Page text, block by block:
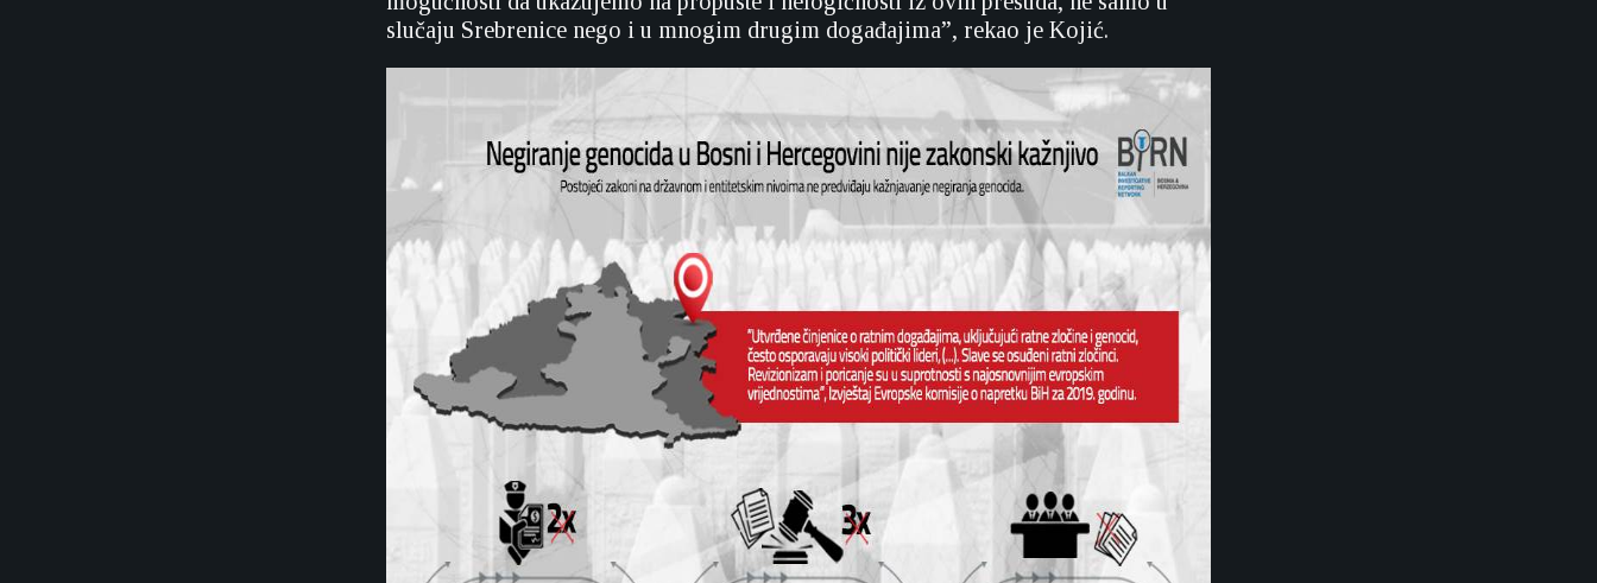
slučaju Srebrenice nego i u mnogim drugim događajima”, rekao je Kojić.